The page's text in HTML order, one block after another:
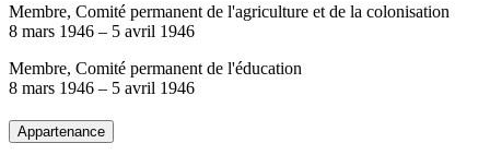
Membre, Comité permanent de l'agriculture et de la colonisation
8 mars 1946 – 5 avril 1946
Membre, Comité permanent de l'éducation
8 mars 1946 – 5 avril 1946
Appartenance